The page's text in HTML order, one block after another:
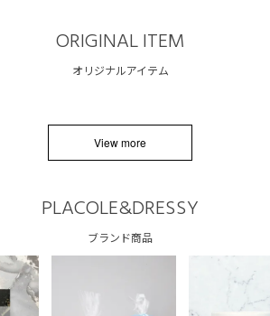
ORIGINAL ITEM
オリジナルアイテム
View more
PLACOLE&DRESSY
ブランド商品